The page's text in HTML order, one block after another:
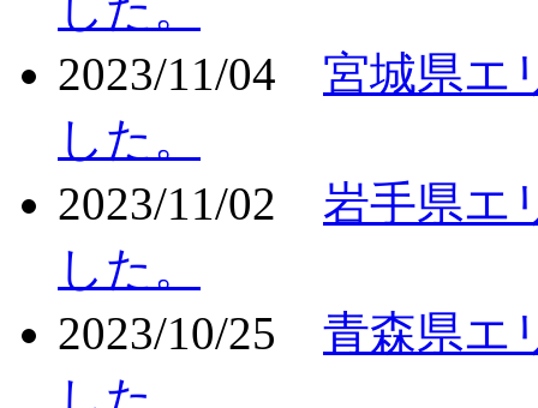
2023/11/04
宮城県エ
した。
2023/11/02
岩手県エ
した。
2023/10/25
青森県エ